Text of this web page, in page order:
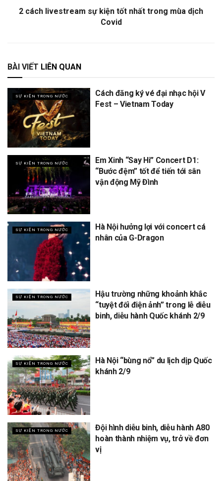
2 cách livestream sự kiện tốt nhất trong mùa dịch
Covid
BÀI VIẾT LIÊN QUAN
SỰ KIỆN TRONG NƯỚC
Cách đăng ký vé đại nhạc hội V
Fest – Vietnam Today
SỰ KIỆN TRONG NƯỚC
Em Xinh “Say Hi” Concert D1:
“Bước đệm” tốt để tiến tới sân
vận động Mỹ Đình
SỰ KIỆN TRONG NƯỚC
Hà Nội hưởng lợi với concert cá
nhân của G-Dragon
SỰ KIỆN TRONG NƯỚC
Hậu trường những khoảnh khắc
“tuyệt đối điện ảnh” trong lễ diễu
binh, diễu hành Quốc khánh 2/9
SỰ KIỆN TRONG NƯỚC
Hà Nội “bùng nổ” du lịch dịp Quốc
khánh 2/9
SỰ KIỆN TRONG NƯỚC
Đội hình diễu binh, diễu hành A80
hoàn thành nhiệm vụ, trở về đơn
vị